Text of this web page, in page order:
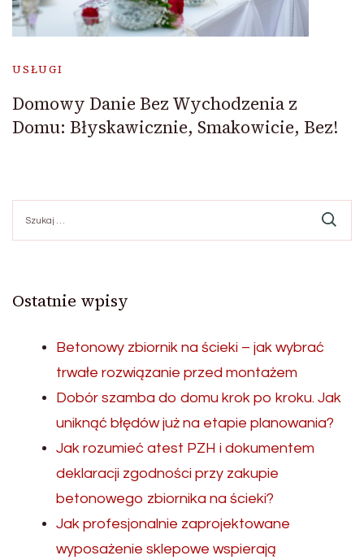
USŁUGI
Domowy Danie Bez Wychodzenia z
Domu: Błyskawicznie, Smakowicie, Bez!
Ostatnie wpisy
Betonowy zbiornik na ścieki – jak wybrać
trwałe rozwiązanie przed montażem
Dobór szamba do domu krok po kroku. Jak
uniknąć błędów już na etapie planowania?
Jak rozumieć atest PZH i dokumentem
deklaracji zgodności przy zakupie
betonowego zbiornika na ścieki?
Jak profesjonalnie zaprojektowane
wyposażenie sklepowe wspierają